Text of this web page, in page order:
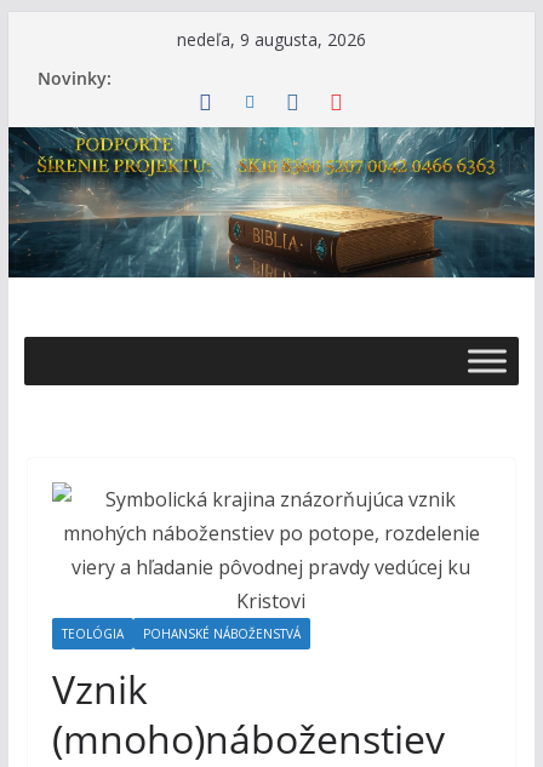
nedeľa, 9 augusta, 2026
Novinky:
s
B
o
h
o
TEOLÓGIA POHANSKÉ NÁBOŽENSTVÁ
Vznik
(mnoho)náboženstiev